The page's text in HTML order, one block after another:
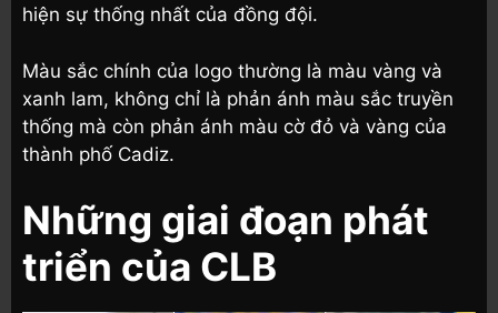
hiện sự thống nhất của đồng đội.
Màu sắc chính của logo thường là màu vàng và
xanh lam, không chỉ là phản ánh màu sắc truyền
thống mà còn phản ánh màu cờ đỏ và vàng của
thành phố Cadiz.
Những giai đoạn phát
triển của CLB